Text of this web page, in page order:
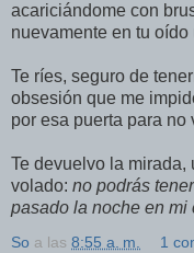
acariciándome con
nuevamente en tu
Te ríes, seguro de
obsesión que me
por esa puerta para no
Te devuelvo la
volado: no podrás
pasado la noche en mi
So a las 8:55 a. m. 1